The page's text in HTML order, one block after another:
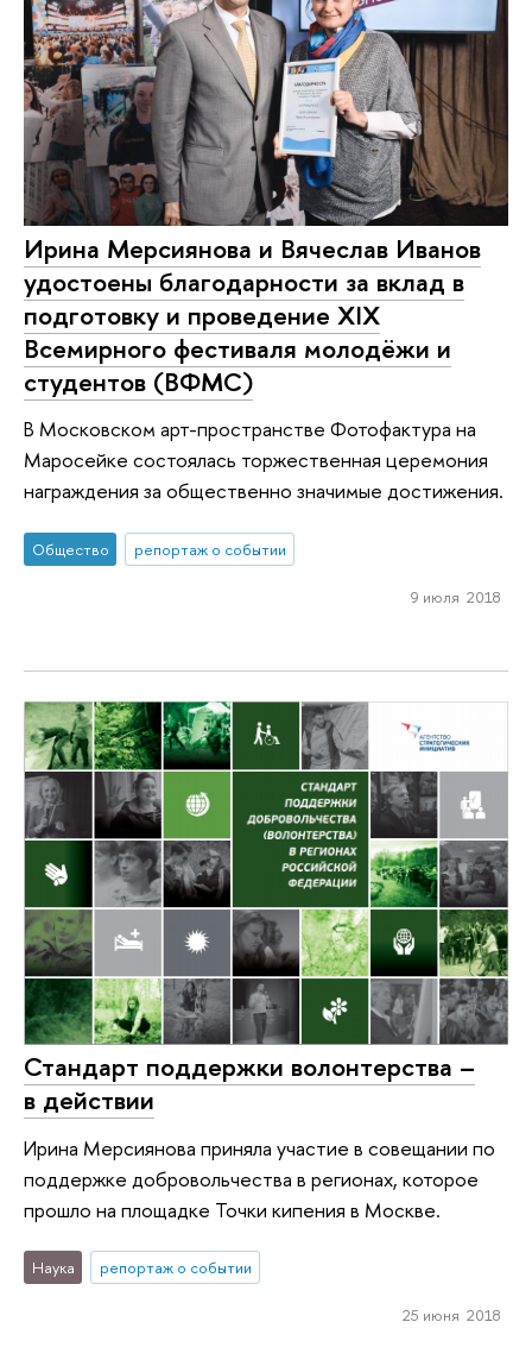
Ирина Мерсиянова и Вячеслав Иванов
удостоены благодарности за вклад в
подготовку и проведение XIX
Всемирного фестиваля молодёжи и
студентов (ВФМС)
В Московском арт-пространстве Фотофактура на
Маросейке состоялась торжественная церемония
награждения за общественно значимые достижения.
Общество репортаж о событии
9 июля 2018
Стандарт поддержки волонтерства –
в действии
Ирина Мерсиянова приняла участие в совещании по
поддержке добровольчества в регионах, которое
прошло на площадке Точки кипения в Москве.
Наука репортаж о событии
25 июня 2018